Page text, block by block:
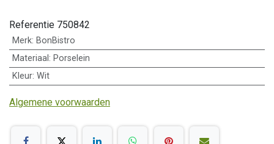
Referentie 750842
Merk: BonBistro
Materiaal : Porselein
Kleur: Wit
Algemene voorwaarden